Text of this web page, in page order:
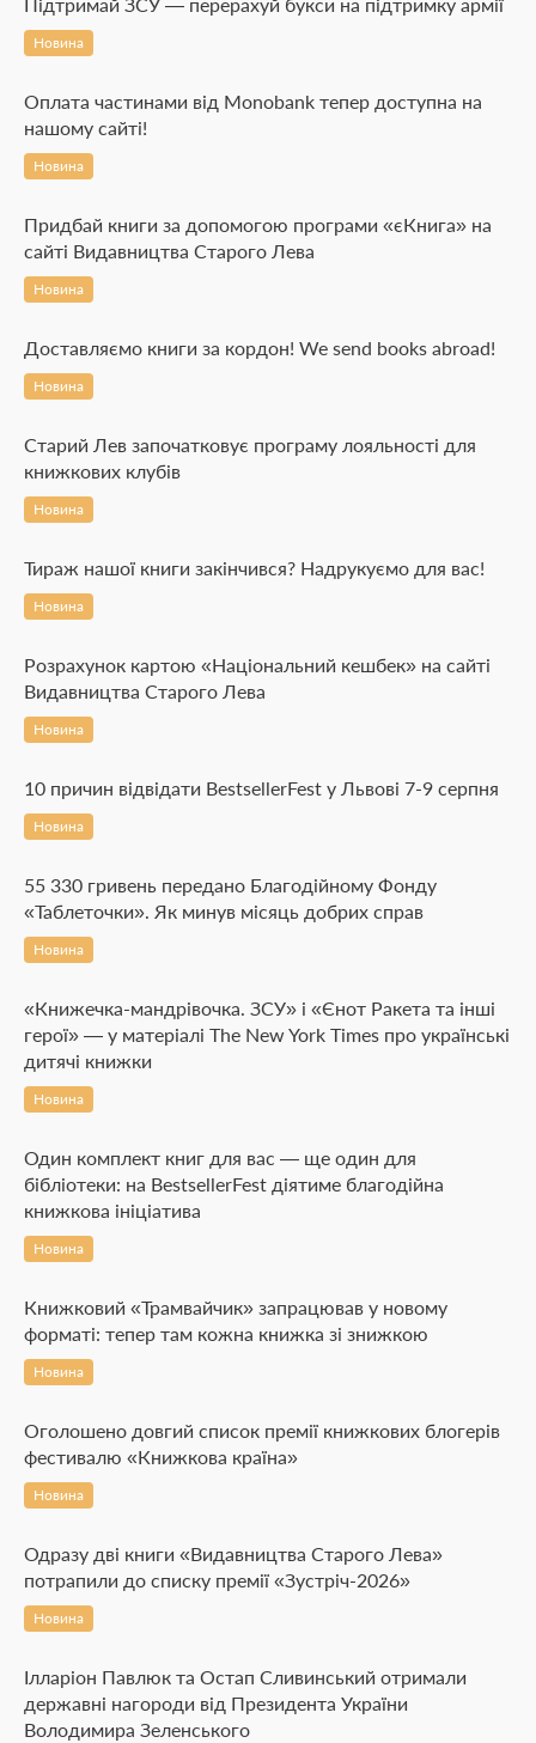
Новина
Оплата частинами від Monobank тепер доступна на
нашому сайті!
Новина
Придбай книги за допомогою програми «єКнига» на
сайті Видавництва Старого Лева
Новина
Доставляємо книги за кордон! We send books abroad!
Новина
Старий Лев започатковує програму лояльності для
книжкових клубів
Новина
Тираж нашої книги закінчився? Надрукуємо для вас!
Новина
Розрахунок картою «Національний кешбек» на сайті
Видавництва Старого Лева
Новина
10 причин відвідати BestsellerFest у Львові 7-9 серпня
Новина
55 330 гривень передано Благодійному Фонду
«Таблеточки». Як минув місяць добрих справ
Новина
«Книжечка-мандрівочка. ЗСУ» і «Єнот Ракета та інші
герої» — у матеріалі The New York Times про українські
дитячі книжки
Новина
Один комплект книг для вас — ще один для
бібліотеки: на BestsellerFest діятиме благодійна
книжкова ініціатива
Новина
Книжковий «Трамвайчик» запрацював у новому
форматі: тепер там кожна книжка зі знижкою
Новина
Оголошено довгий список премії книжкових блогерів
фестивалю «Книжкова країна»
Новина
Одразу дві книги «Видавництва Старого Лева»
потрапили до списку премії «Зустріч-2026»
Новина
Ілларіон Павлюк та Остап Сливинський отримали
державні нагороди від Президента України
Володимира Зеленського